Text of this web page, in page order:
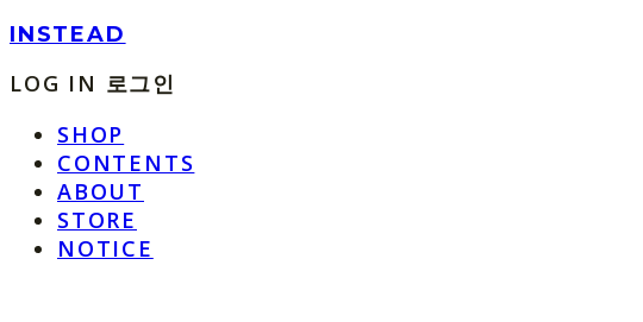
INSTEAD
LOG IN 로그인
SHOP
CONTENTS
ABOUT
STORE
NOTICE